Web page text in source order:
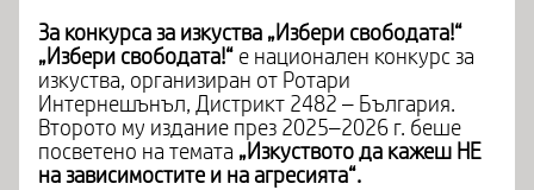
За конкурса за изкуства „Избери свободата!“
„Избери свободата!“ е национален конкурс за
изкуства, организиран от Ротари
Интернешънъл, Дистрикт 2482 – България.
Второто му издание през 2025–2026 г. беше
посветено на темата „Изкуството да кажеш НЕ
на зависимостите и на агресията“.